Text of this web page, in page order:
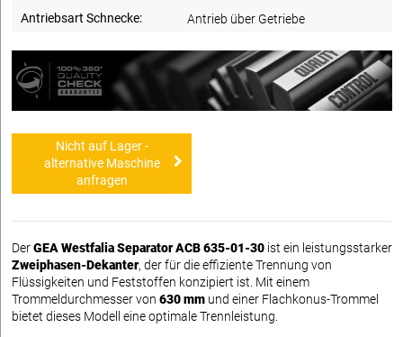
Antriebsart Schnecke:
Antrieb über Getriebe
Nicht auf Lager -
alternative Maschine
anfragen
DerGEA Westfalia Separator ACB 635-01-30 ist ein leistungsstarker
Zweiphasen-Dekanter, der für die effiziente Trennung von
Flüssigkeiten und Feststoffen konzipiert ist. Mit einem
Trommeldurchmesser von 630 mm und einer Flachkonus-Trommel
bietet dieses Modell eine optimale Trennleistung.